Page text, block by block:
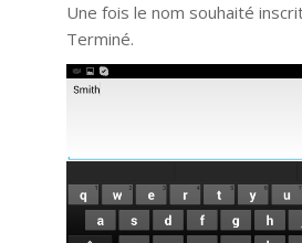
Une fois le nom souhaité
Terminé.